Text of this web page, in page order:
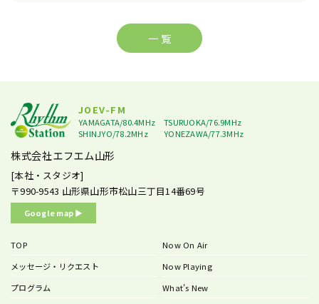
一 覧
JOEV-FM
YAMAGATA/80.4MHz
TSURUOKA/76.9MHz
SHINJYO/78.2MHz
YONEZAWA/77.3MHz
株式会社エフエム山形
[本社・スタジオ]
〒990-9543 山形県山形市松山三丁目14番69号
Google map ▶︎
TOP
メッセージ・リクエスト
プログラム
Now On Air
Now Playing
What’s New